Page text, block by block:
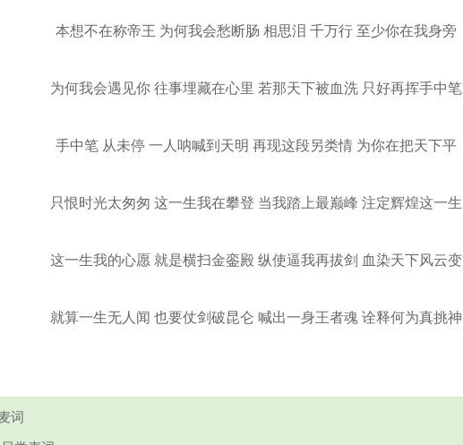
本想不在称帝王 为何我会愁断肠 相思泪 千万行 至少你在我身旁
为何我会遇见你 往事埋藏在心里 若那天下被血洗 只好再挥手中笔
手中笔 从未停 一人呐喊到天明 再现这段另类情 为你在把天下平
只恨时光太匆匆 这一生我在攀登 当我踏上最巅峰 注定辉煌这一生
这一生我的心愿 就是横扫金銮殿 纵使逼我再拔剑 血染天下风云变
就算一生无人闻 也要仗剑破昆仑 喊出一身王者魂 诠释何为真挑神
词